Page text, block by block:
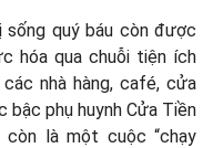
sống quý báu còn được
hóa qua chuỗi tiện ích
nhà hàng, café, cửa
bậc phụ huynh Cửa Tiền
còn là một cuộc “chạy